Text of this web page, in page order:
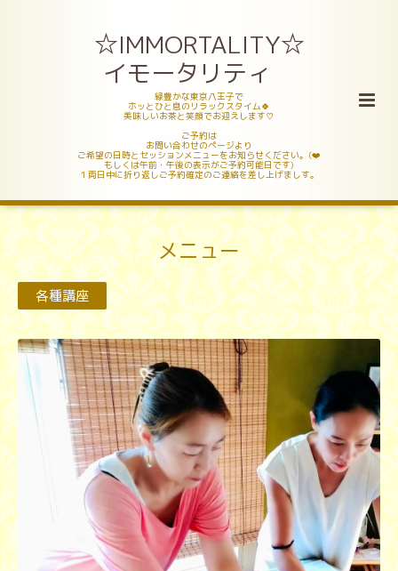
☆IMMORTALITY☆
イモータリティ
緑豊かな東京八王子で
ホッとひと息のリラックスタイム🍀
美味しいお茶と笑顔でお迎えします♡
ご予約は
お問い合わせのページより
ご希望の日時とセッションメニューをお知らせください。(❤️
もしくは午前・午後の表示がご予約可能日です)
１両日中に折り返しご予約確定のご連絡を差し上げましす。
メニュー
各種講座